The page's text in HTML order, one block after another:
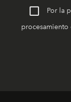
Por la
procesamiento